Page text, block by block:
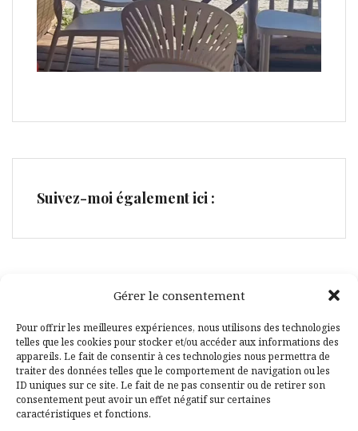
Gérer le consentement
Pour offrir les meilleures expériences, nous utilisons des technologies
telles que les cookies pour stocker et/ou accéder aux informations des
appareils. Le fait de consentir à ces technologies nous permettra de
traiter des données telles que le comportement de navigation ou les
ID uniques sur ce site. Le fait de ne pas consentir ou de retirer son
consentement peut avoir un effet négatif sur certaines
caractéristiques et fonctions.
Suivez-moi également ici :
Facebook
Pinterest